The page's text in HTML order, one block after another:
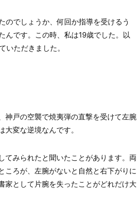
のでしょうか、何回か指導を受けるう
んです。この時、私は19歳でした。以
ただきました。
神戸の空襲で焼夷弾の直撃を受けて左腕
変な逆境なんです。
てみられたと聞いたことがあります。両
ころが、左腕がないと自然と右下がりに
家として片腕を失ったことがどれだけ大